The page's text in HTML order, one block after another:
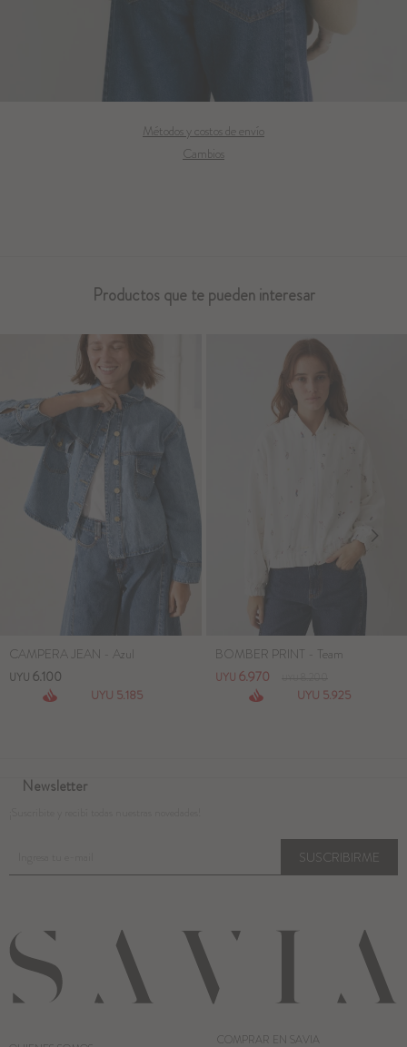
Métodos y costos de envío
Cambios
Productos que te pueden interesar
CAMPERA JEAN - Azul
UYU 6.100
UYU 5.185
BOMBER PRINT - Team
UYU 6.970
UYU 5.925
Newsletter
SUSCRIBIRME
COMPRAR EN SAVIA